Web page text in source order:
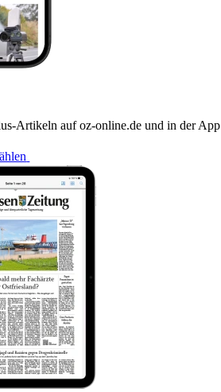
Artikeln auf oz-online.de und in der App